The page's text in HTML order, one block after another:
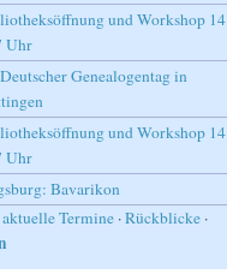
und Workshop 14
Uhr
Genealogentag in
und Workshop 14
Uhr
Bavarikon
aktuelle Termine ·Rückblicke ·